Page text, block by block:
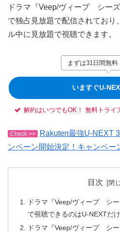
ドラマ『Veep/ヴィープ シー
で独占見放題で配信されており
ル中に見放題で視聴できます。
まずは31日間無
いますぐU-
解約はいつでもOK！ 無料トライ
Check >>
Rakuten最強U-NEXT
ンペーン開始決定！キャンペー
目次
ドラマ『Veep/ヴィープ シ
で視聴できるのはU-NEXTだけ
ドラマ『Veep/ヴィープ シ